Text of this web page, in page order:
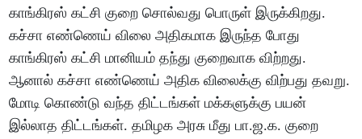
காங்கிரஸ் கட்சி குறை சொல்வது பொருள் இருக்கிறது.
கச்சா எண்ணெய் விலை அதிகமாக இருந்த போது
காங்கிரஸ் கட்சி மானியம் தந்து குறைவாக விற்றது.
ஆனால் கச்சா எண்ணெய் அதிக விலைக்கு விற்பது தவறு.
மோடி கொண்டு வந்த திட்டங்கள் மக்களுக்கு பயன்
இல்லாத திட்டங்கள். தமிழக அரசு மீது பா.ஜ.க. குறை